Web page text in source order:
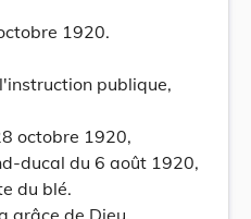
1920.
publique,
octobre 1920,
ducal du 6 août 1920,
du blé.
grâce de Dieu,